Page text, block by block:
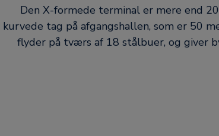
Den X-formede terminal er mere end
kurvede tag på afgangshallen, som er 50
flyder på tværs af 18 stålbuer, og giver